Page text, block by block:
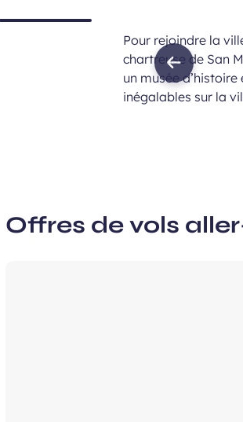
Pour rejoindre la
chartreuse de San
un musée
inégalables sur la
Previous
image
Offres de vols